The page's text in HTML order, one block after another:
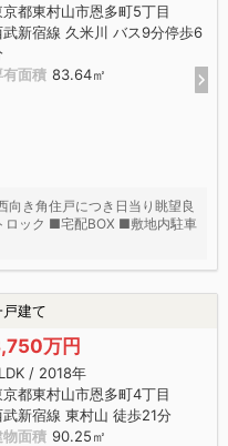
京都東村山市恩多町5丁目
武新宿線 久米川 バス9分停歩6
有面積 83.64㎡
向き角住戸につき日当り眺望良
ック ■宅配BOX ■敷地内駐車
建て
万円
/ 2018年
京都東村山市恩多町4丁目
武新宿線 東村山 徒歩21分
物面積 90.25㎡